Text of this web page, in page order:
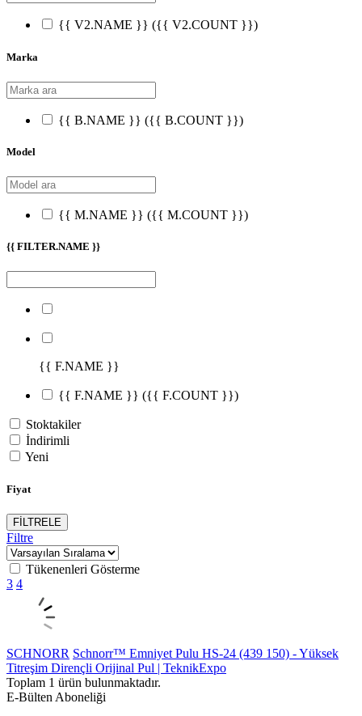
{{ V2.NAME }} ({{ V2.COUNT }})
Marka
{{ B.NAME }} ({{ B.COUNT }})
Model
{{ M.NAME }} ({{ M.COUNT }})
{{ FILTER.NAME }}
{{ F.NAME }}
{{ F.NAME }} ({{ F.COUNT }})
Stoktakiler
İndirimli
Yeni
Fiyat
FİLTRELE
Filtre
Tükenenleri Gösterme
3 4
SCHNORR Schnorr™ Emniyet Pulu HS-24 (439 150) - Yüksek
Titreşim Dirençli Orijinal Pul | TeknikExpo
Toplam 1 ürün bulunmaktadır.
E-Bülten Aboneliği